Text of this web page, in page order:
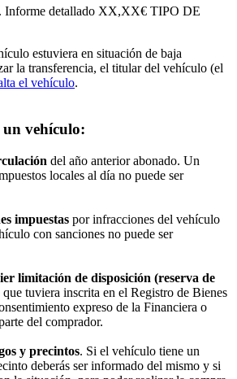
Informe detallado XX,XX€ TIPO DE
estuviera en situación de baja
la transferencia, el titular del vehículo (el
el vehículo.
un vehículo:
del año anterior abonado. Un
locales al día no puede ser
impuestas por infracciones del vehículo
con sanciones no puede ser
limitación de disposición (reserva de
que tuviera inscrita en el Registro de Bienes
expreso de la Financiera o
del comprador.
y precintos. Si el vehículo tiene un
deberás ser informado del mismo y si